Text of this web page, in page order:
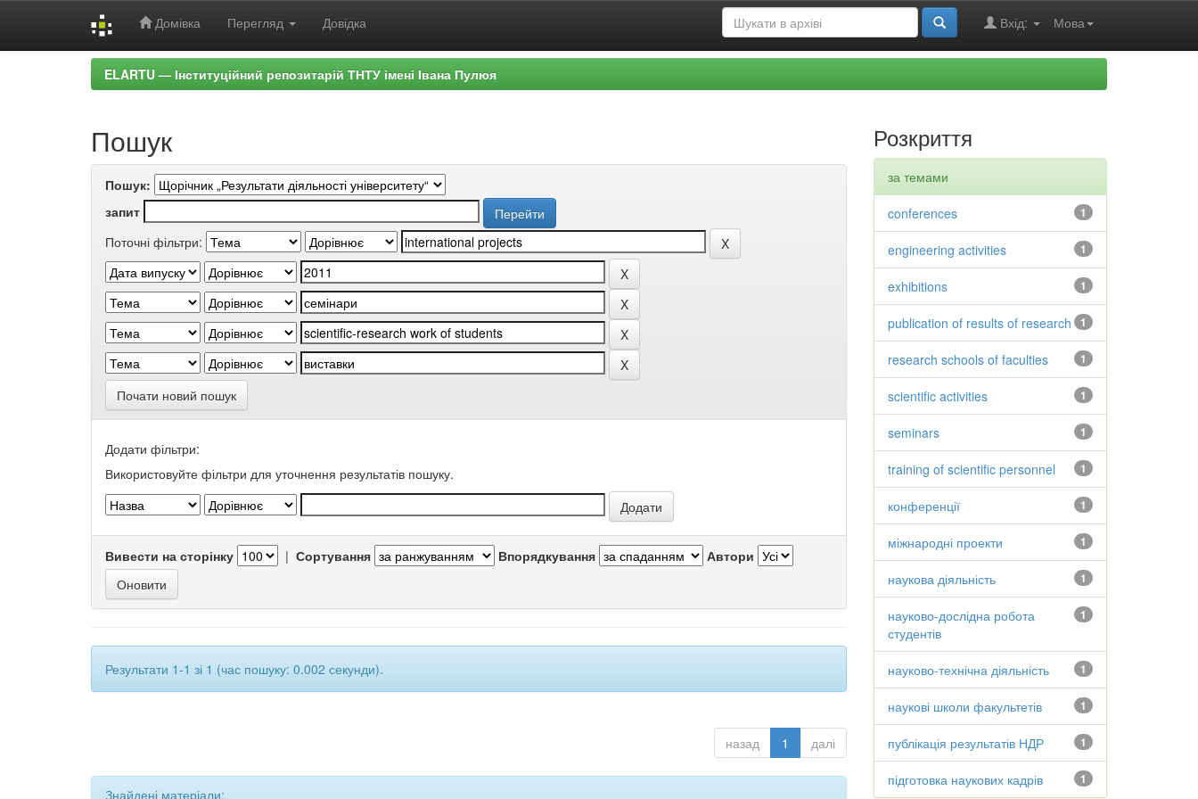
Домівка Перегляд Довідка Мова
Вхід:
ELARTU — Інституційний репозитарій ТНТУ імені Івана Пулюя
Пошук
Пошук:
запит
Поточні фільтри:
Почати новий пошук
Додати фільтри:
Використовуйте фільтри для уточнення результатів пошуку.
Вивести на сторінку | Сортування Впорядкування Автори
Результати 1-1 зі 1 (час пошуку: 0.002 секунди).
назад 1 далі
Знайдені матеріали:
Розкриття
за темами
1
conferences
1
engineering activities
1
exhibitions
1
publication of results of research
1
research schools of faculties
1
scientific activities
1
seminars
1
training of scientific personnel
1
конференції
1
міжнародні проекти
1
наукова діяльність
1
науково-дослідна робота
студентів
1
науково-технічна діяльність
1
наукові школи факультетів
1
публікація результатів НДР
1
підготовка наукових кадрів